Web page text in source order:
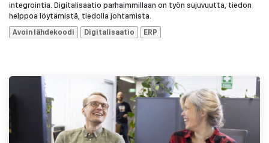
integrointia. Digitalisaatio parhaimmillaan on työn sujuvuutta, tiedon
helppoa löytämistä, tiedolla johtamista.
Avoin lähdekoodi
Digitalisaatio ERP